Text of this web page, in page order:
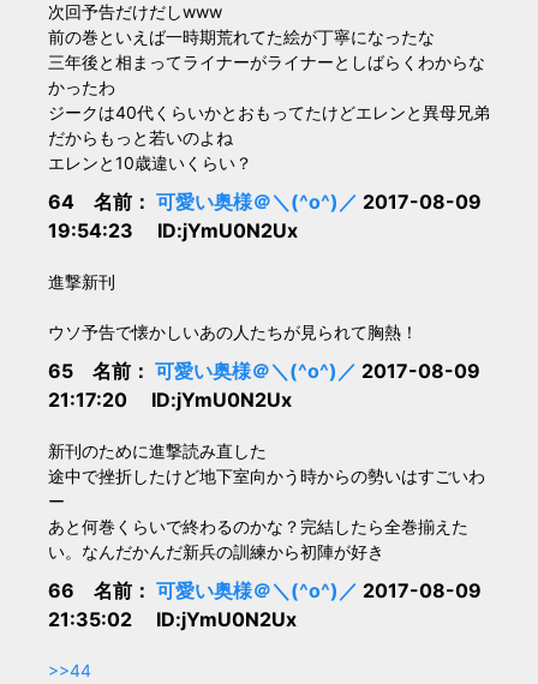
次回予告だけだしwww
前の巻といえば一時期荒れてた絵が丁寧になったな
三年後と相まってライナーがライナーとしばらくわからな
かったわ
ジークは40代くらいかとおもってたけどエレンと異母兄弟
だからもっと若いのよね
エレンと10歳違いくらい？
64 名前： 可愛い奥様＠＼(^o^)／ 2017-08-09
19:54:23 ID:jYmU0N2Ux
進撃新刊
ウソ予告で懐かしいあの人たちが見られて胸熱！
65 名前： 可愛い奥様＠＼(^o^)／ 2017-08-09
21:17:20 ID:jYmU0N2Ux
新刊のために進撃読み直した
途中で挫折したけど地下室向かう時からの勢いはすごいわ
ー
あと何巻くらいで終わるのかな？完結したら全巻揃えた
い。なんだかんだ新兵の訓練から初陣が好き
66 名前： 可愛い奥様＠＼(^o^)／ 2017-08-09
21:35:02 ID:jYmU0N2Ux
>>44